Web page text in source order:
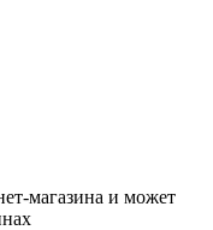
магазина и может